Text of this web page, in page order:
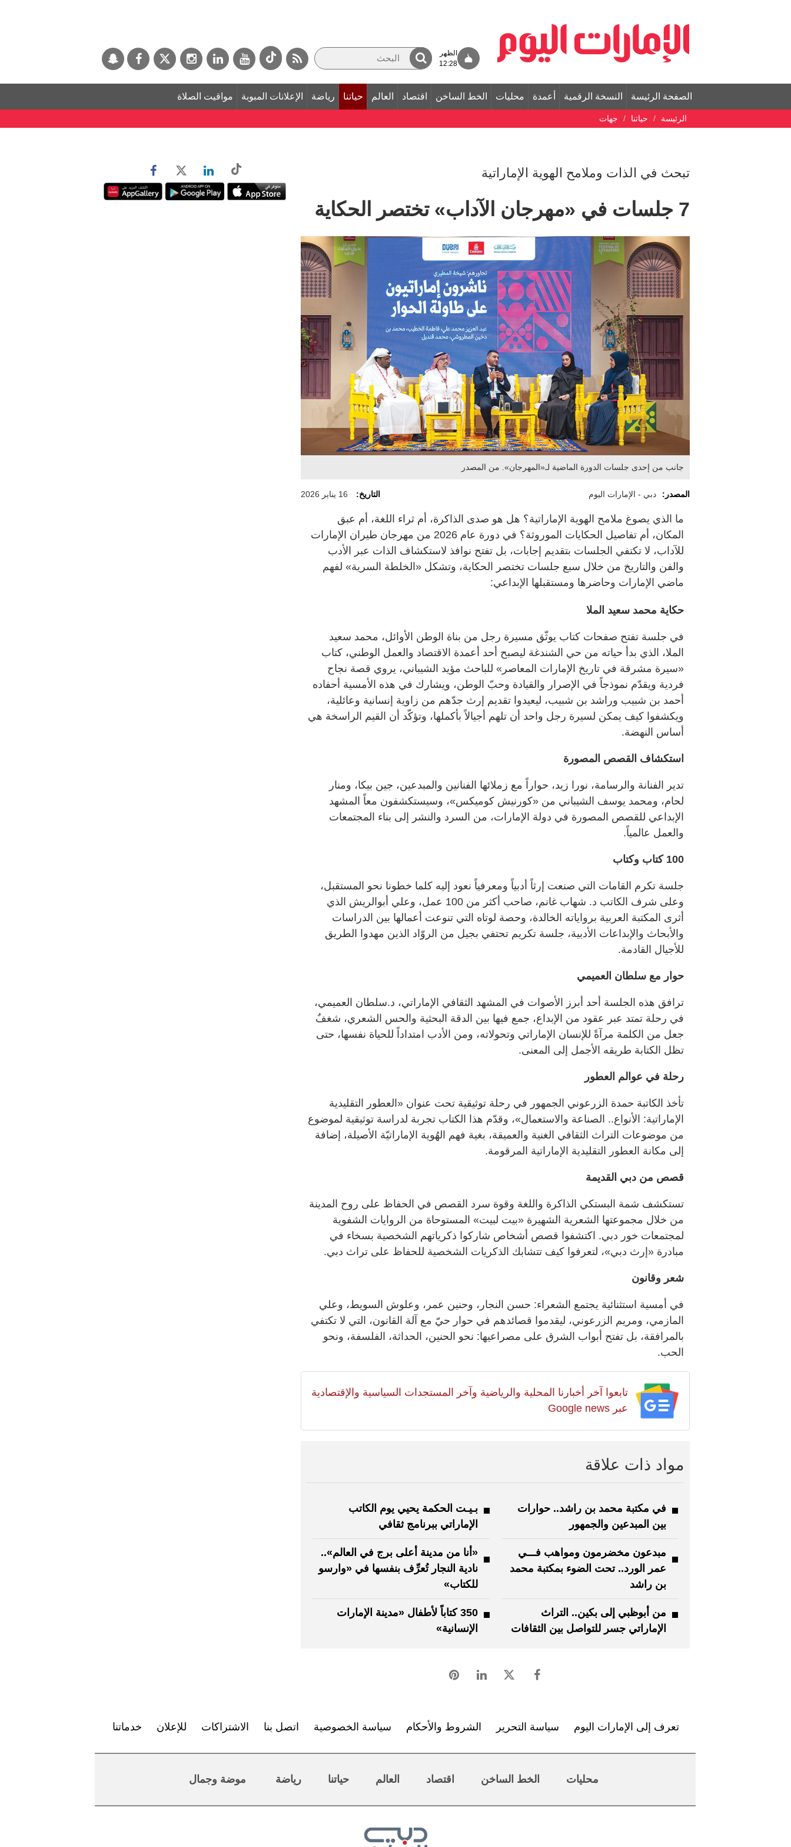
الظهر
12:28
الصفحة الرئيسة النسخة الرقمية أعمدة محليات الخط الساخن اقتصاد العالم حياتنا رياضة الإعلانات المبوبة مواقيت الصلاة
الرئيسة حياتنا جهات
تبحث في الذات وملامح الهوية الإماراتية
7 جلسات في «مهرجان الآداب» تختصر الحكاية
جانب من إحدى جلسات الدورة الماضية لـ«المهرجان». من المصدر
المصدر: دبي - الإمارات اليوم التاريخ: 16 يناير 2026
ما الذي يصوغ ملامح الهوية الإماراتية؟ هل هو صدى الذاكرة، أم ثراء اللغة، أم عبق
المكان، أم تفاصيل الحكايات الموروثة؟ في دورة عام 2026 من مهرجان طيران الإمارات
للآداب، لا تكتفي الجلسات بتقديم إجابات، بل تفتح نوافذ لاستكشاف الذات عبر الأدب
والفن والتاريخ من خلال سبع جلسات تختصر الحكاية، وتشكل «الخلطة السرية» لفهم
ماضي الإمارات وحاضرها ومستقبلها الإبداعي:
حكاية محمد سعيد الملا
في جلسة تفتح صفحات كتاب يوثّق مسيرة رجل من بناة الوطن الأوائل، محمد سعيد
الملا، الذي بدأ حياته من حي الشندغة ليصبح أحد أعمدة الاقتصاد والعمل الوطني، كتاب
«سيرة مشرقة في تاريخ الإمارات المعاصر» للباحث مؤيد الشيباني، يروي قصة نجاح
فردية ويقدّم نموذجاً في الإصرار والقيادة وحبّ الوطن، ويشارك في هذه الأمسية أحفاده
أحمد بن شبيب وراشد بن شبيب، ليعيدوا تقديم إرث جدّهم من زاوية إنسانية وعائلية،
ويكشفوا كيف يمكن لسيرة رجل واحد أن تلهم أجيالاً بأكملها، وتؤكّد أن القيم الراسخة هي
أساس النهضة.
استكشاف القصص المصورة
تدير الفنانة والرسامة، نورا زيد، حواراً مع زملائها الفنانين والمبدعين، جين بيكا، ومنار
لحام، ومحمد يوسف الشيباني من «كورنيش كوميكس»، وسيستكشفون معاً المشهد
الإبداعي للقصص المصورة في دولة الإمارات، من السرد والنشر إلى بناء المجتمعات
والعمل عالمياً.
100 كتاب وكتاب
جلسة تكرم القامات التي صنعت إرثاً أدبياً ومعرفياً نعود إليه كلما خطونا نحو المستقبل،
وعلى شرف الكاتب د. شهاب غانم، صاحب أكثر من 100 عمل، وعلي أبوالريش الذي
أثرى المكتبة العربية برواياته الخالدة، وحصة لوتاه التي تنوعت أعمالها بين الدراسات
والأبحاث والإبداعات الأدبية، جلسة تكريم تحتفي بجيل من الروّاد الذين مهدوا الطريق
للأجيال القادمة.
حوار مع سلطان العميمي
ترافق هذه الجلسة أحد أبرز الأصوات في المشهد الثقافي الإماراتي، د.سلطان العميمي،
في رحلة تمتد عبر عقود من الإبداع، جمع فيها بين الدقة البحثية والحس الشعري، شغفٌ
جعل من الكلمة مرآةً للإنسان الإماراتي وتحولاته، ومن الأدب امتداداً للحياة نفسها، حتى
تظل الكتابة طريقه الأجمل إلى المعنى.
رحلة في عوالم العطور
تأخذ الكاتبة حمدة الزرعوني الجمهور في رحلة توثيقية تحت عنوان «العطور التقليدية
الإماراتية: الأنواع.. الصناعة والاستعمال»، وقدّم هذا الكتاب تجربة لدراسة توثيقية لموضوع
من موضوعات التراث الثقافي الغنية والعميقة، بغية فهم الهُوية الإماراتيّة الأصيلة، إضافة
إلى مكانة العطور التقليدية الإماراتية المرقومة.
قصص من دبي القديمة
تستكشف شمة البستكي الذاكرة واللغة وقوة سرد القصص في الحفاظ على روح المدينة
من خلال مجموعتها الشعرية الشهيرة «بيت لبيت» المستوحاة من الروايات الشفوية
لمجتمعات خور دبي. اكتشفوا قصص أشخاص شاركوا ذكرياتهم الشخصية بسخاء في
مبادرة «إرث دبي»، لتعرفوا كيف تتشابك الذكريات الشخصية للحفاظ على تراث دبي.
شعر وقانون
في أمسية استثنائية يجتمع الشعراء: حسن النجار، وحنين عمر، وعلوش السويط، وعلي
المازمي، ومريم الزرعوني، ليقدموا قصائدهم في حوار حيّ مع آلة القانون، التي لا تكتفي
بالمرافقة، بل تفتح أبواب الشرق على مصراعيها: نحو الحنين، الحداثة، الفلسفة، ونحو
الحب.
تابعوا آخر أخبارنا المحلية والرياضية وآخر المستجدات السياسية والإقتصادية
عبر Google news
مواد ذات علاقة
في مكتبة محمد بن راشد.. حوارات
بين المبدعين والجمهور
بـيـت الحكمة يحيي يوم الكاتب
الإماراتي ببرنامج ثقافي
مبدعون مخضرمون ومواهب فـــي
عمر الورد.. تحت الضوء بمكتبة محمد
بن راشد
«أنا من مدينة أعلى برج في العالم»..
نادية النجار تُعرِّف بنفسها في «وارسو
للكتاب»
من أبوظبي إلى بكين.. التراث
الإماراتي جسر للتواصل بين الثقافات
350 كتاباً لأطفال «مدينة الإمارات
الإنسانية»
تعرف إلى الإمارات اليوم سياسة التحرير الشروط والأحكام سياسة الخصوصية اتصل بنا الاشتراكات للإعلان خدماتنا
محليات الخط الساخن اقتصاد العالم حياتنا رياضة موضة وجمال